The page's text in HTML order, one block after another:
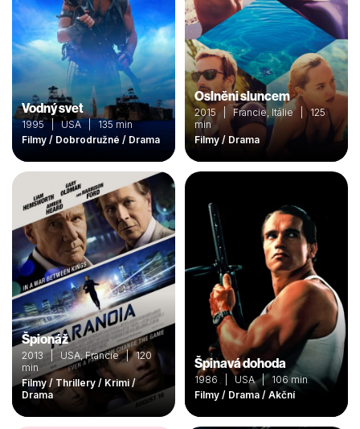
Vodný svet
1995 | USA | 135 min
Filmy / Dobrodružné / Drama
Oslněni sluncem
2015 | Francie, Itálie | 125
min
Filmy / Drama
Špionáž
2013 | USA, Francie | 120
min
Filmy / Thrillery / Krimi /
Drama
Špinavá dohoda
1986 | USA | 106 min
Filmy / Drama / Akční